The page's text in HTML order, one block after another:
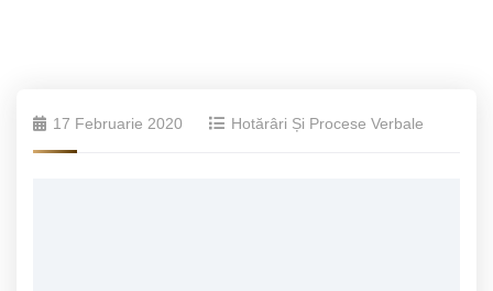
17 Februarie 2020 Hotărâri Și Procese Verbale